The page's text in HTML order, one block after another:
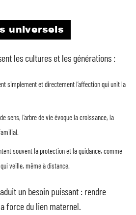
universels
les cultures et les générations :
simplement et directement l’affection qui unit la
sens, l’arbre de vie évoque la croissance, la
souvent la protection et la guidance, comme
veille, même à distance.
un besoin puissant : rendre
force du lien maternel.